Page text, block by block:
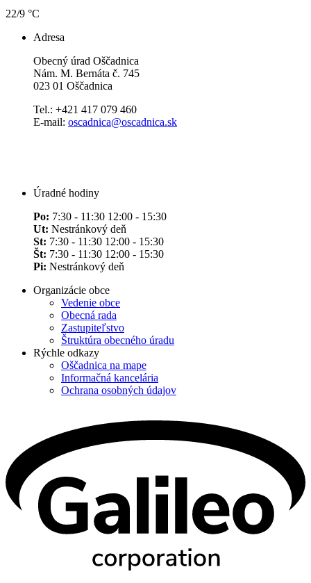
22/9 °C
Adresa
Obecný úrad Oščadnica
Nám. M. Bernáta č. 745
023 01 Oščadnica
Tel.: +421 417 079 460
E-mail: oscadnica@oscadnica.sk
Úradné hodiny
Po: 7:30 - 11:30 12:00 - 15:30
Ut: Nestránkový deň
St: 7:30 - 11:30 12:00 - 15:30
Št: 7:30 - 11:30 12:00 - 15:30
Pi: Nestránkový deň
Organizácie obce
Vedenie obce
Obecná rada
Zastupiteľstvo
Štruktúra obecného úradu
Rýchle odkazy
Oščadnica na mape
Informačná kancelária
Ochrana osobných údajov